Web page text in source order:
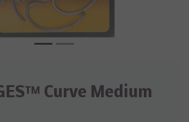
Curve Medium